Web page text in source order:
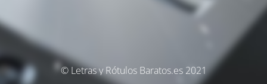
© Letras y Rótulos Baratos.es 2021